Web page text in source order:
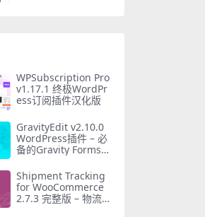
WPSubscription Pro
v1.17.1 终极WordPr
ess订阅插件汉化版
GravityEdit v2.10.0
WordPress插件 – 必
备的Gravity Forms
Shipment Tracking
for WooCommerce
2.7.3 完整版 – 物流